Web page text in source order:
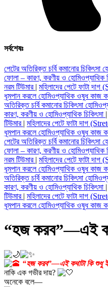
সর্বশেষঃ
পেটের অতিরিক্ত চর্বি কমানোর চিকিৎসা
ফোলা – কারণ, করণীয় ও হোমিওপ্যাথিক
নরম টিউমার | মহিলাদের পেটে ফাটা
ধূমপান করলে হোমিওপ্যাথিক ওষুধ
অতিরিক্ত চর্বি কমানোর চিকিৎসা
কারণ, করণীয় ও হোমিওপ্যাথিক চিকিৎসা |
টিউমার | মহিলাদের পেটে ফাটা দাগ
ধূমপান করলে হোমিওপ্যাথিক ওষুধ
পেটের অতিরিক্ত চর্বি কমানোর চিকিৎসা
ফোলা – কারণ, করণীয় ও হোমিওপ্যাথিক
নরম টিউমার | মহিলাদের পেটে ফাটা
ধূমপান করলে হোমিওপ্যাথিক ওষুধ
অতিরিক্ত চর্বি কমানোর চিকিৎসা
কারণ, করণীয় ও হোমিওপ্যাথিক চিকিৎসা |
টিউমার | মহিলাদের পেটে ফাটা দাগ
ধূমপান করলে হোমিওপ্যাথিক ওষুধ
“হজ করব”—এই
“হজ করব”—এই কথাটা কি শুধু
নাকি এক গভীর দায়?
অনেকে বলে—